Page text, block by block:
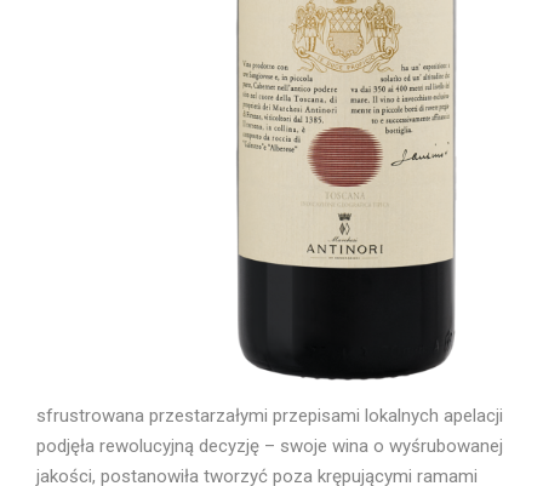
sfrustrowana przestarzałymi przepisami lokalnych apelacji
podjęła rewolucyjną decyzję – swoje wina o wyśrubowanej
jakości, postanowiła tworzyć poza krępującymi ramami